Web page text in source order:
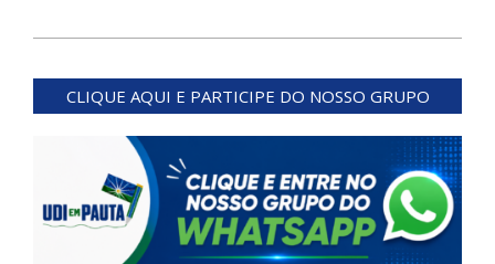
03-
CLIQUE AQUI E PARTICIPE DO NOSSO GRUPO